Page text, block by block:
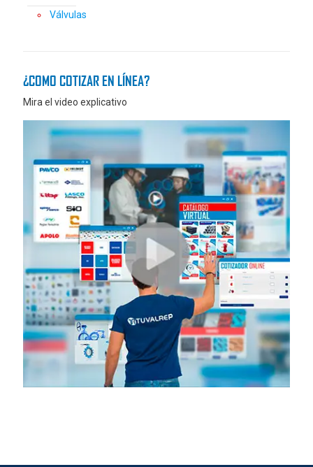
Válvulas
¿COMO COTIZAR EN LÍNEA?
Mira el video explicativo